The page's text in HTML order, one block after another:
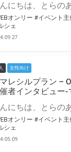
オンリー #イベント主
シェ
女性向け
マレシルプラン –
者インタビュー
オンリー #イベント主
シェ